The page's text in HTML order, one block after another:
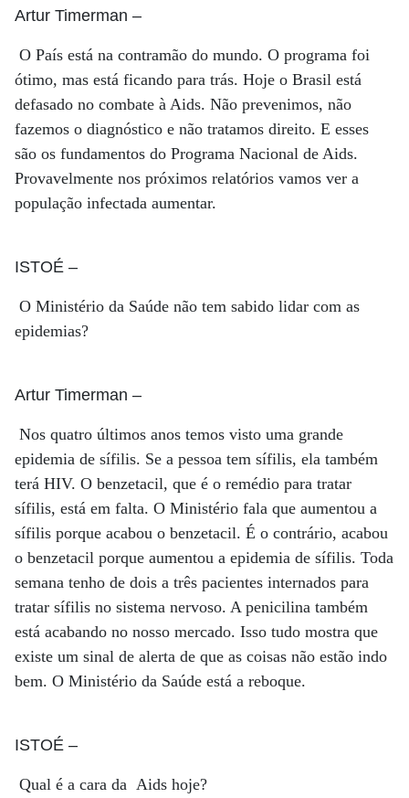
Artur Timerman –
O País está na contramão do mundo. O programa foi
ótimo, mas está ficando para trás. Hoje o Brasil está
defasado no combate à Aids. Não prevenimos, não
fazemos o diagnóstico e não tratamos direito. E esses
são os fundamentos do Programa Nacional de Aids.
Provavelmente nos próximos relatórios vamos ver a
população infectada aumentar.
ISTOÉ –
O Ministério da Saúde não tem sabido lidar com as
epidemias?
Artur Timerman –
Nos quatro últimos anos temos visto uma grande
epidemia de sífilis. Se a pessoa tem sífilis, ela também
terá HIV. O benzetacil, que é o remédio para tratar
sífilis, está em falta. O Ministério fala que aumentou a
sífilis porque acabou o benzetacil. É o contrário, acabou
o benzetacil porque aumentou a epidemia de sífilis. Toda
semana tenho de dois a três pacientes internados para
tratar sífilis no sistema nervoso. A penicilina também
está acabando no nosso mercado. Isso tudo mostra que
existe um sinal de alerta de que as coisas não estão indo
bem. O Ministério da Saúde está a reboque.
ISTOÉ –
Qual é a cara da Aids hoje?